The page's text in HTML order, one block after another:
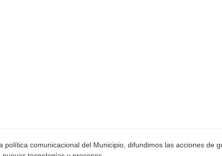
comunicacional del Municipio, difundimos las acciones de